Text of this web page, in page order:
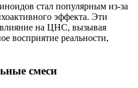
стал популярным из-за
эффекта. Эти
на ЦНС, вызывая
восприятие реальности,
смеси